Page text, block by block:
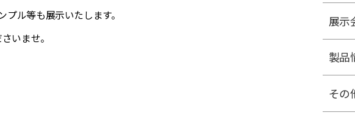
プル等も展示いたします。
いませ。
展⽰
製品
その